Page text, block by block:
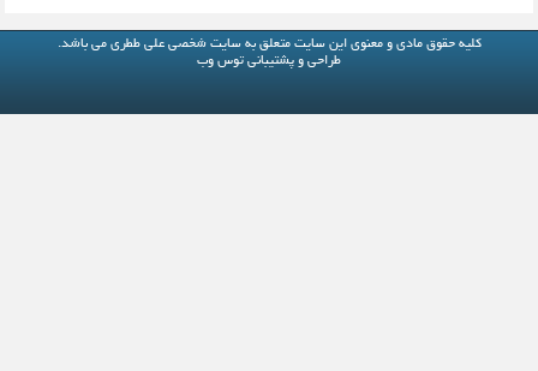
کلیه حقوق مادی و معنوی این سایت متعلق بهسایت شخصی علی ططری می باشد.
طراحی و پشتیبانی توس وب